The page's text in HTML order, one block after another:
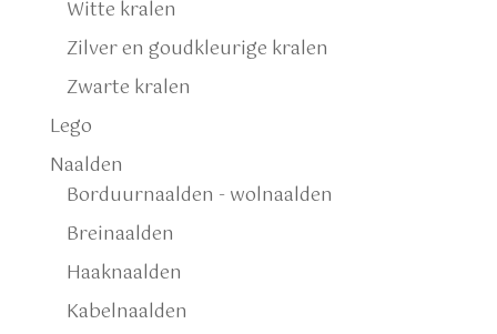
Witte kralen
Zilver en goudkleurige kralen
Zwarte kralen
Lego
Naalden
Borduurnaalden - wolnaalden
Breinaalden
Haaknaalden
Kabelnaalden